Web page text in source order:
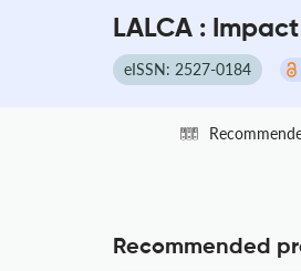
LALCA :
eISSN: 2527-0184
Recommended